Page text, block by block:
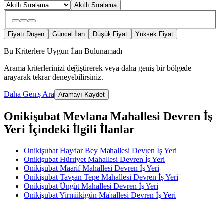
Akıllı Sıralama
Fiyatı Düşen Güncel İlan Düşük Fiyat Yüksek Fiyat
Bu Kriterlere Uygun İlan Bulunamadı
Arama kriterlerinizi değiştirerek veya daha geniş bir bölgede
arayarak tekrar deneyebilirsiniz.
Daha Geniş Ara Aramayı Kaydet
Onikişubat Mevlana Mahallesi Devren İş
Yeri İçindeki İlgili İlanlar
Onikişubat Haydar Bey Mahallesi Devren İş Yeri
Onikişubat Hürriyet Mahallesi Devren İş Yeri
Onikişubat Maarif Mahallesi Devren İş Yeri
Onikişubat Tavşan Tepe Mahallesi Devren İş Yeri
Onikişubat Üngüt Mahallesi Devren İş Yeri
Onikişubat Yirmiikigün Mahallesi Devren İş Yeri